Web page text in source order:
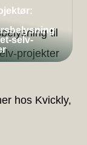
selv-
hos Kvickly,